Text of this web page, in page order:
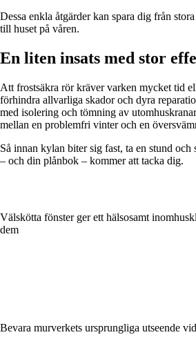
Dessa enkla åtgärder kan spara dig från
till huset på våren.
En liten insats med stor
Att frostsäkra rör kräver varken mycket tid
förhindra allvarliga skador och dyra
med isolering och tömning av
mellan en problemfri vinter och en
Så innan kylan biter sig fast, ta en stund
– och din plånbok – kommer att tacka dig.
Välskötta fönster ger ett hälsosamt
dem
Bevara murverkets ursprungliga utseende